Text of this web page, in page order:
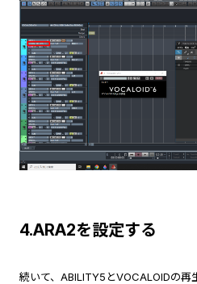
4.ARA2を設定する
続いて、ABILITY5とVOCALOIDの再